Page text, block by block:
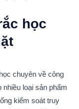
học
chuyên về công
nhiều loại sản phẩm
kiểm soát truy